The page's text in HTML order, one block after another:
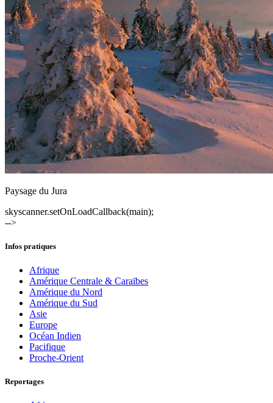
Paysage du Jura
skyscanner.setOnLoadCallback(main);
-->
Infos pratiques
Afrique
Amérique Centrale & Caraïbes
Amérique du Nord
Amérique du Sud
Asie
Europe
Océan Indien
Pacifique
Proche-Orient
Reportages